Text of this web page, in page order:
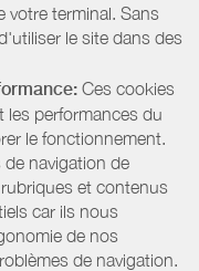
votre terminal. Sans
le site dans des
Ces cookies
les performances du
le fonctionnement.
navigation de
et contenus
car ils nous
de nos
de navigation.